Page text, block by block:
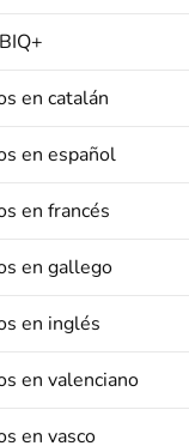
en catalán
en español
en francés
en gallego
en inglés
en valenciano
en vasco